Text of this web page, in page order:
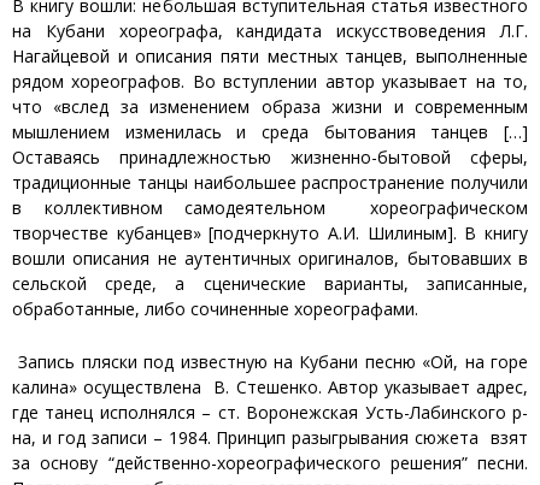
В книгу вошли: небольшая вступительная статья известного
на Кубани хореографа, кандидата искусствоведения Л.Г.
Нагайцевой и описания пяти местных танцев, выполненные
рядом хореографов. Во вступлении автор указывает на то,
что «вслед за изменением образа жизни и современным
мышлением изменилась и среда бытования танцев […]
Оставаясь принадлежностью жизненно-бытовой сферы,
традиционные танцы наибольшее распространение получили
в коллективном самодеятельном хореографическом
творчестве кубанцев» [подчеркнуто А.И. Шилиным]. В книгу
вошли описания не аутентичных оригиналов, бытовавших в
сельской среде, а сценические варианты, записанные,
обработанные, либо сочиненные хореографами.
Запись пляски под известную на Кубани песню «Ой, на горе
калина» осуществлена В. Стешенко. Автор указывает адрес,
где танец исполнялся – ст. Воронежская Усть-Лабинского р-
на, и год записи – 1984. Принцип разыгрывания сюжета взят
за основу “действенно-хореографического решения” песни.